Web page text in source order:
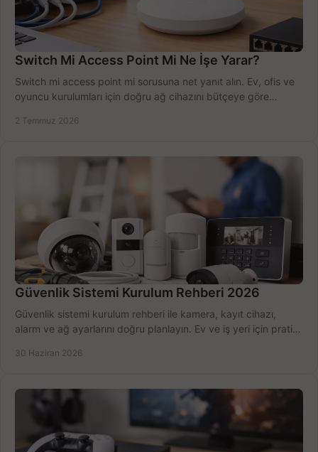
Switch Mi Access Point Mi Ne İşe Yarar?
Switch mi access point mi sorusuna net yanıt alın. Ev, ofis ve
oyuncu kurulumları için doğru ağ cihazını bütçeye göre
2 Temmuz 2026
Güvenlik Sistemi Kurulum Rehberi 2026
Güvenlik sistemi kurulum rehberi ile kamera, kayıt cihazı,
alarm ve ağ ayarlarını doğru planlayın. Ev ve iş yeri için pratik
30 Haziran 2026